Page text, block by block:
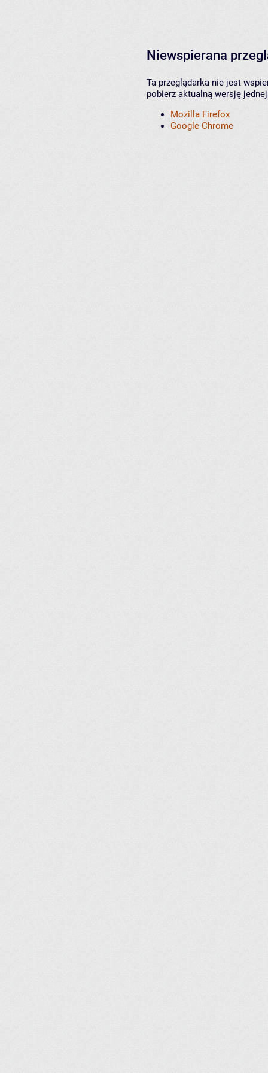
Niewspierana
Ta przeglądarka nie jest
pobierz aktualną wersję
Mozilla Firefox
Google Chrome